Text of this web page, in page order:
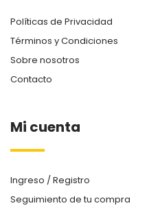
Políticas de Privacidad
Términos y Condiciones
Sobre nosotros
Contacto
Mi cuenta
Ingreso / Registro
Seguimiento de tu compra